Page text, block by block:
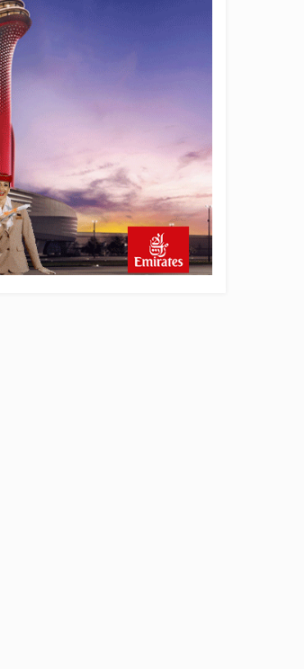
çarpıştı, havalimanında
patlayıcı drone bulundu
5 saat önce
SpaceX Falcon 9’un ikinci
kademesi Ay’a çarptı
Üniformasız Disiplin: Kabin
Ekipleri Nasıl Yolcu Olur?
21 saat önce
ISG’nin terminal